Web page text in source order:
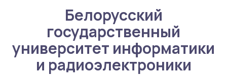
Белорусский
государственный
университет информатики
и радиоэлектроники